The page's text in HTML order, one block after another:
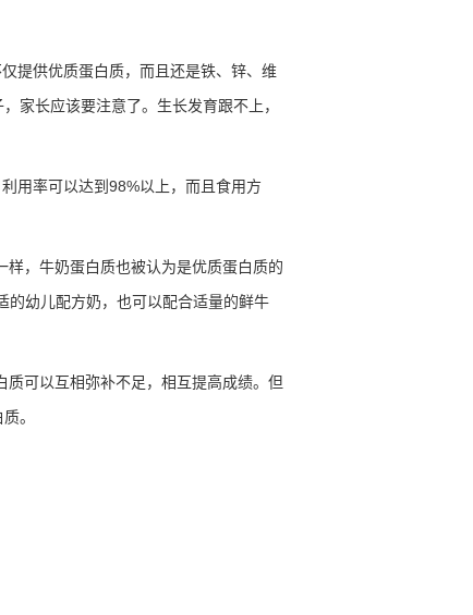
提供优质蛋白质，而且还是铁、锌、维
家长应该要注意了。生长发育跟不上，
用率可以达到 98%以上，而且食用方
，牛奶蛋白质也被认为是优质蛋白质的
的幼儿配方奶，也可以配合适量的鲜牛
可以互相弥补不足，相互提高成绩。但
。